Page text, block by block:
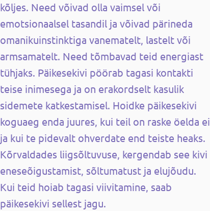
kõljes. Need võivad olla vaimsel või
emotsionaalsel tasandil ja võivad pärineda
omanikuinstinktiga vanematelt, lastelt või
armsamatelt. Need tõmbavad teid energiast
tühjaks. Päikesekivi pöörab tagasi kontakti
teise inimesega ja on erakordselt kasulik
sidemete katkestamisel. Hoidke päikesekivi
koguaeg enda juures, kui teil on raske öelda ei
ja kui te pidevalt ohverdate end teiste heaks.
Kõrvaldades liigsõltuvuse, kergendab see kivi
eneseõigustamist, sõltumatust ja elujõudu.
Kui teid hoiab tagasi viivitamine, saab
päikesekivi sellest jagu.